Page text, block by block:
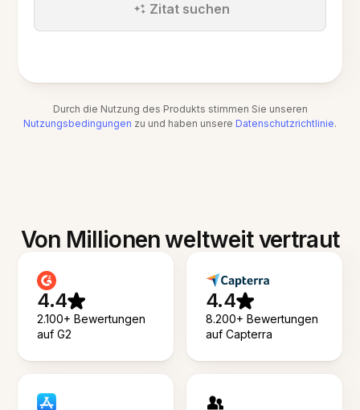
Zitat suchen
Durch die Nutzung des Produkts stimmen Sie unseren
Nutzungsbedingungen zu und haben unsere Datenschutzrichtlinie.
Von Millionen weltweit vertraut
4.4
2.100+ Bewertungen
auf G2
4.4
8.200+ Bewertungen
auf Capterra